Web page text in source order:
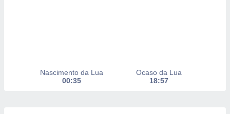
Nascimento da Lua
00:35
Ocaso da Lua
18:57